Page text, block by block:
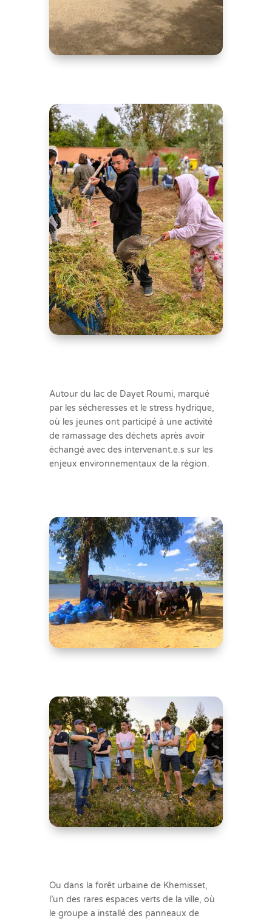
Autour du lac de Dayet Roumi, marqué
par les sécheresses et le stress hydrique,
où les jeunes ont participé à une activité
de ramassage des déchets après avoir
échangé avec des intervenant.e.s sur les
enjeux environnementaux de la région.
Ou dans la forêt urbaine de Khemisset,
l’un des rares espaces verts de la ville, où
le groupe a installé des panneaux de